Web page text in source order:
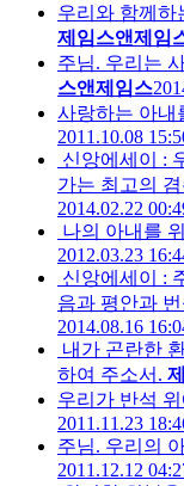
우리와 함께하
제임스앤제임
주님. 우리는
스앤제임스
사랑하는 아내
2011.10.08
신앙에세이 :
가는 최고의
2014.02.22
나의 아내를
2012.03.23
신앙에세이 :
음과 평안과
2014.08.16
내가 곤란한
하여 주소서.
우리가 반석
2011.11.23
주님. 우리의
2011.12.12